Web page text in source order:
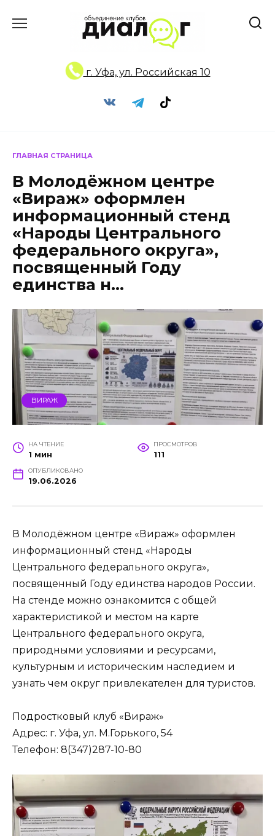
г. Уфа, ул. Российская 10
ГЛАВНАЯ СТРАНИЦА
В Молодёжном центре
«Вираж» оформлен
информационный стенд
«Народы Центрального
федерального округа»,
посвященный Году
единства н…
ВИРАЖ
НА ЧТЕНИЕ
1 мин
ПРОСМОТРОВ
111
ОПУБЛИКОВАНО
19.06.2026
В Молодёжном центре «Вираж» оформлен
информационный стенд «Народы
Центрального федерального округа»,
посвященный Году единства народов России.
На стенде можно ознакомится с общей
характеристикой и местом на карте
Центрального федерального округа,
природными условиями и ресурсами,
культурным и историческим наследием и
узнать чем округ привлекателен для туристов.
Подростковый клуб «Вираж»
Адрес: г. Уфа, ул. М.Горького, 54
Телефон: 8(347)287-10-80